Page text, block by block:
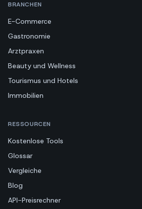
BRANCHEN
E-Commerce
Gastronomie
Arztpraxen
Beauty und Wellness
Tourismus und Hotels
Immobilien
RESSOURCEN
Kostenlose Tools
Glossar
Vergleiche
Blog
API-Preisrechner